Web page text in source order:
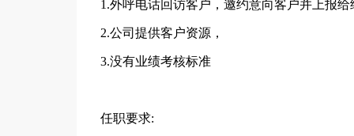
1.外呼电话回访客户，邀约意向客户并上报给
2.公司提供客户资源，
3.没有业绩考核标准
任职要求: